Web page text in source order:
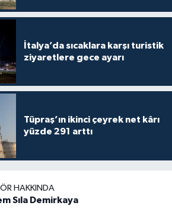
İtalya’da sıcaklara karşı turistik
ziyaretlere gece ayarı
Tüpraş’ın ikinci çeyrek net kârı
yüzde 291 arttı
HAKKINDA
Sıla Demirkaya